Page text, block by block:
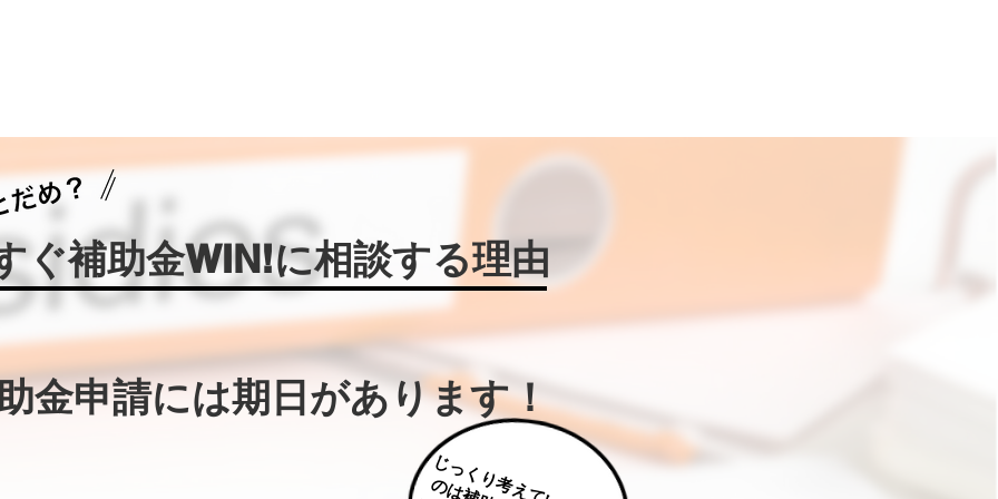
ぐ補助金WIN!に相談する理由
金申請には期日があります！